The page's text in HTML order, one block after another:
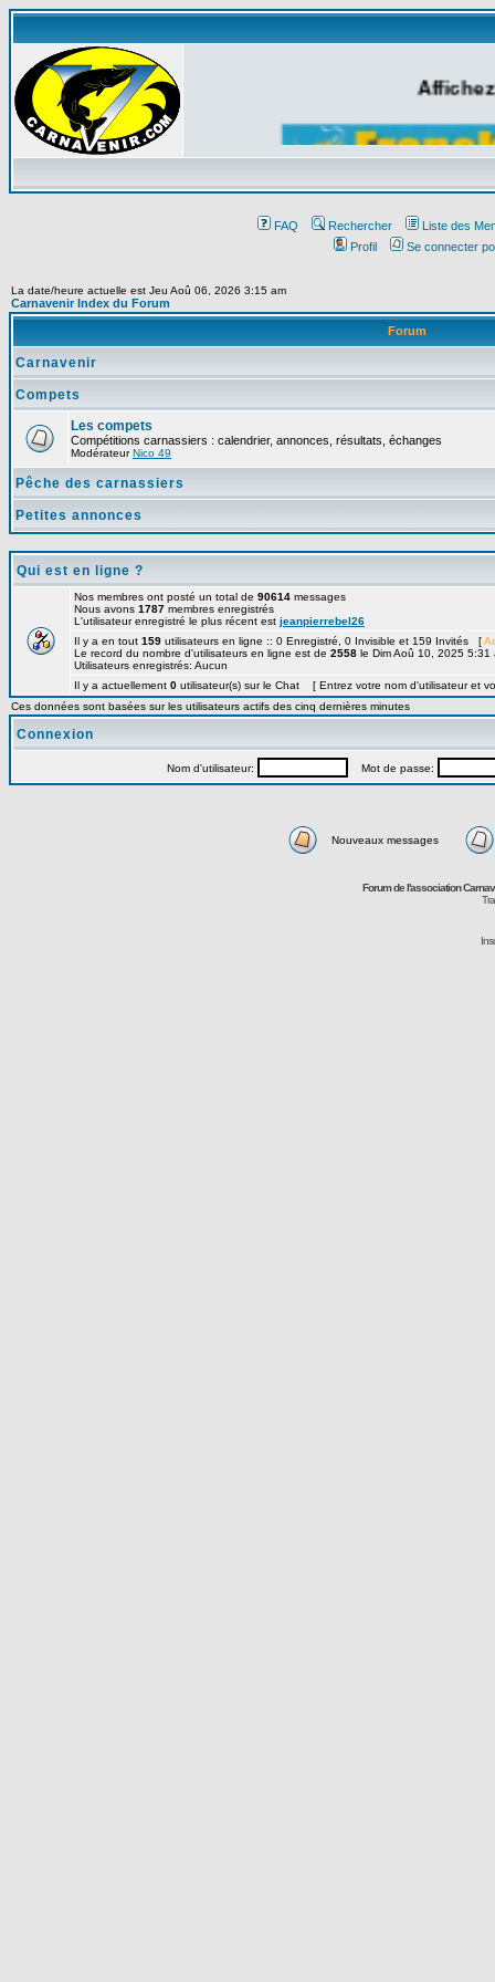
FAQ Rechercher
Liste des
Profil
Se connecter
La date/heure actuelle est Jeu Aoû 06, 2026 3:15 am
Carnavenir Index du Forum
Forum
Carnavenir
Compets
Les compets
Compétitions carnassiers : calendrier, annonces, résultats, échanges
ModérateurNico 49
Pêche des carnassiers
Petites annonces
Qui est en ligne ?
Nos membres ont posté un total de 90614 messages
Nous avons 1787 membres enregistrés
L'utilisateur enregistré le plus récent est jeanpierrebel26
Il y a en tout 159 utilisateurs en ligne :: 0 Enregistré, 0 Invisible et 159 Invités [
Le record du nombre d'utilisateurs en ligne est de 2558 le Dim Aoû 10, 2025 5:31
Utilisateurs enregistrés: Aucun
Il y a actuellement 0 utilisateur(s) sur le Chat [ Entrez votre nom d'utilisateur et
Ces données sont basées sur les utilisateurs actifs des cinq dernières minutes
Connexion
Nom d'utilisateur: Mot de passe:
Nouveaux messages
Forum de l'association